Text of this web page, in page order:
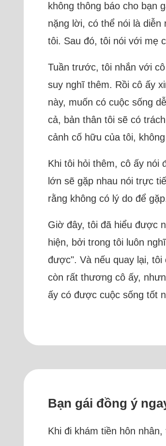
không thông báo cho bạn
nặng lời, có thể nói là
tôi. Sau đó, tôi nói với mẹ
Tuần trước, tôi nhắn với
suy nghĩ thêm. Rồi cô ấy
này, muốn có cuộc sống
cả, bản thân tôi sẽ có
cảnh cố hữu của tôi,
Khi tôi hỏi thêm, cô ấy
lớn sẽ gặp nhau nói trực
rằng không có lý do để
Giờ đây, tôi đã hiểu được
hiện, bởi trong tôi luôn
được". Và nếu quay lại, tôi
còn rất thương cô ấy,
ấy có được cuộc sống tốt
Bạn gái đồng ý
Khi đi khám tiền hôn